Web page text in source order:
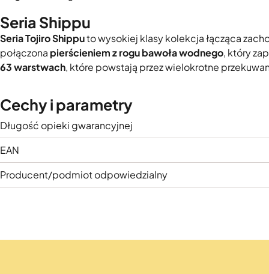
Seria Shippu
Seria Tojiro Shipputo wysokiej klasy kolekcja łącząca
połączona pierścieniem z rogu bawoła wodnego, który
63 warstwach, które powstają przez wielokrotne
Cechy i parametry
Długość opieki gwarancyjnej
EAN
Producent/podmiot odpowiedzialny